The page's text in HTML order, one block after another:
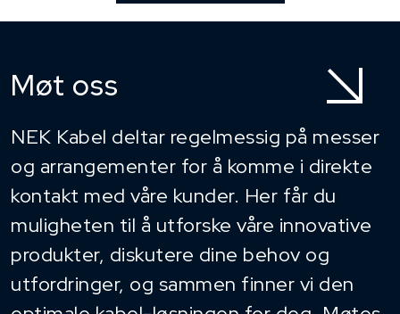
Møt oss
NEK Kabel deltar regelmessig på messer
og arrangementer for å komme i direkte
kontakt med våre kunder. Her får du
muligheten til å utforske våre innovative
produkter, diskutere dine behov og
utfordringer, og sammen finner vi den